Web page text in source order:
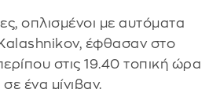
οπλισμένοι με αυτόματα
έφθασαν στο
στις 19.40 τοπική ώρα
ένα μίνιβαν.